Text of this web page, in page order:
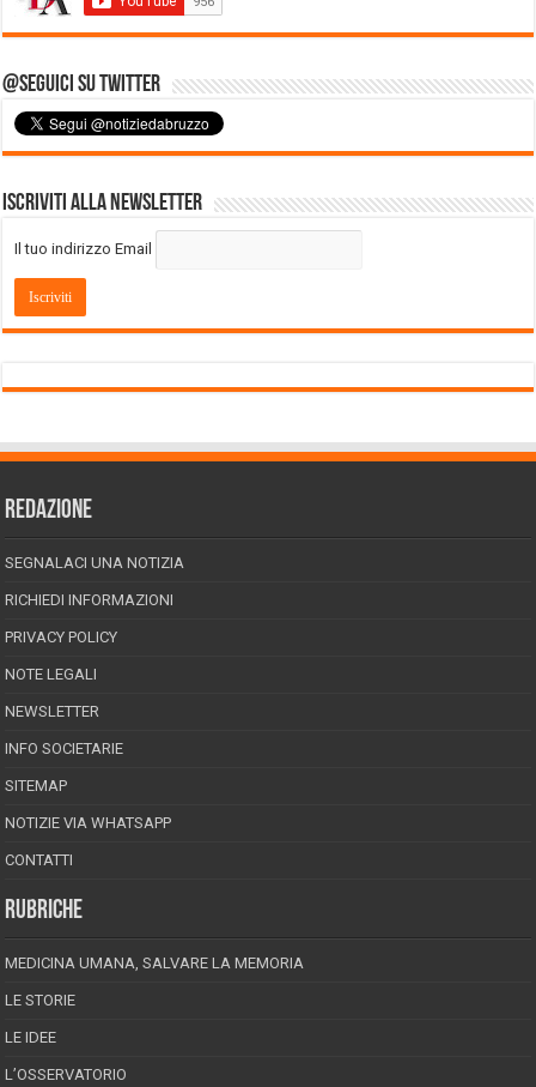
@Seguici su Twitter
Iscriviti alla Newsletter
Il tuo indirizzo Email
REDAZIONE
SEGNALACI UNA NOTIZIA
RICHIEDI INFORMAZIONI
PRIVACY POLICY
NOTE LEGALI
NEWSLETTER
INFO SOCIETARIE
SITEMAP
NOTIZIE VIA WHATSAPP
CONTATTI
RUBRICHE
MEDICINA UMANA, SALVARE LA MEMORIA
LE STORIE
LE IDEE
L’OSSERVATORIO